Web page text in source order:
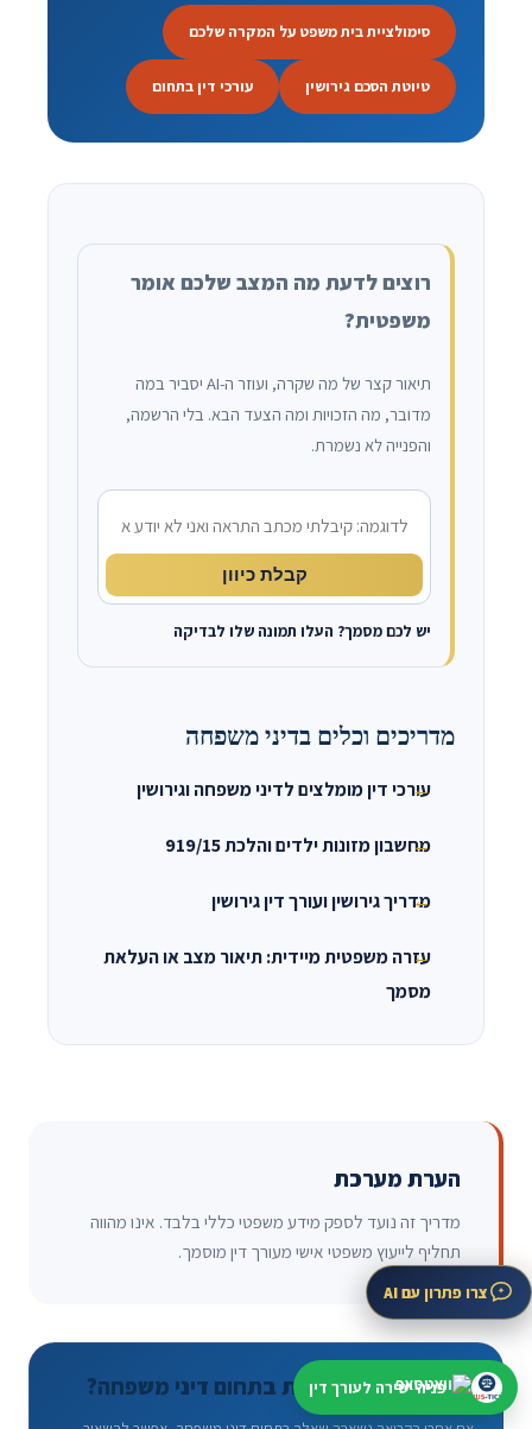
סימולציית בית משפט על המקרה שלכם
טיוטת הסכם גירושין עורכי דין בתחום
רוצים לדעת מה המצב שלכם אומר
משפטית?
תיאור קצר של מה שקרה, ועוזר ה-AI יסביר במה
מדובר, מה הזכויות ומה הצעד הבא. בלי הרשמה,
והפנייה לא נשמרת.
מה קרה?
קבלת כיוון
יש לכם מסמך? העלו תמונה שלו לבדיקה
מדריכים וכלים בדיני משפחה
עורכי דין מומלצים לדיני משפחה וגירושין
מחשבון מזונות ילדים והלכת 919/15
מדריך גירושין ועורך דין גירושין
עזרה משפטית מיידית: תיאור מצב או העלאת
מסמך
הערת מערכת
מדריך זה נועד לספק מידע משפטי כללי בלבד. אינו מהווה
תחליף לייעוץ משפטי אישי מעורך דין מוסמך.
צריכים בדיקה אישית בתחום דיני משפחה?
צרו פתרון עם AI
פניה ישירה לעורך דין